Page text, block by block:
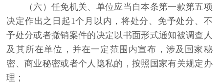
（六）任免机关、单位应当自本条第一款第五项
决定作出之日起1个月以内，将处分、免予处分、不
予处分或者撤销案件的决定以书面形式通知被调查人
及其所在单位，并在一定范围内宣布，涉及国家秘
密、商业秘密或者个人隐私的，按照国家有关规定办
理；